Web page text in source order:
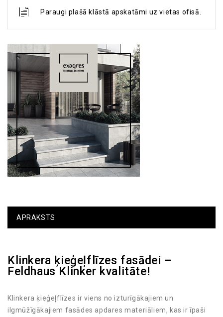
Paraugi plašā klāstā apskatāmi uz vietas ofisā.
APRAKSTS
Klinkera ķieģeļflīzes fasādei –
Feldhaus Klinker kvalitāte!
Klinkera ķieģeļflīzes ir viens no izturīgākajiem un
ilgmūžīgākajiem fasādes apdares materiāliem, kas ir īpaši